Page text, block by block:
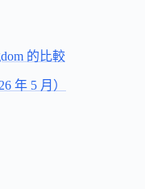
的比較
年 5 月）